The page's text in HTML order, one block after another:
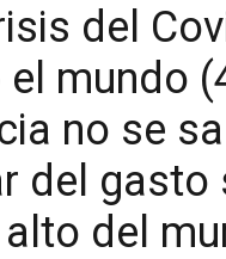
del
mundo
no se
del gasto
del